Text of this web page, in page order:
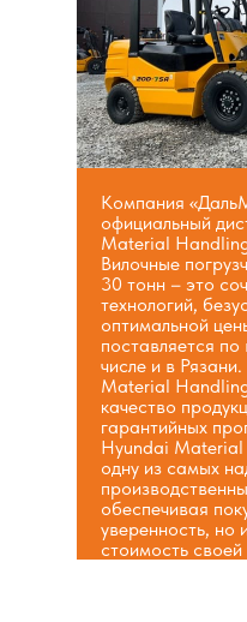
Компания
официальный
Material
Вилочные
30 тонн – это
технологий,
оптимальной
поставляется
числе и в
Material
качество
гарантийных
Hyundai Material
одну из самых
обеспечивая
уверенность, но
стоимость